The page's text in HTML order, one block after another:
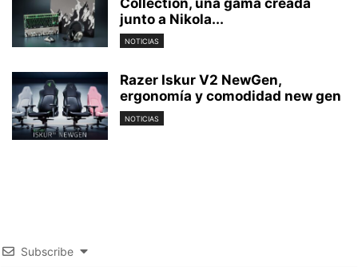
Collection, una gama creada
junto a Nikola...
NOTICIAS
Razer Iskur V2 NewGen,
ergonomía y comodidad new gen
NOTICIAS
Subscribe